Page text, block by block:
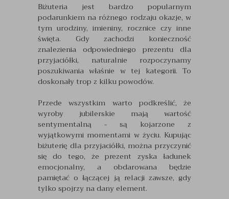
Biżuteria jest bardzo popularnym
podarunkiem na różnego rodzaju okazje, w
tym urodziny, imieniny, rocznice czy inne
święta. Gdy zachodzi konieczność
znalezienia odpowiedniego prezentu dla
przyjaciółki, naturalnie rozpoczynamy
poszukiwania właśnie w tej kategorii. To
doskonały trop z kilku powodów.
Przede wszystkim warto podkreślić, że
wyroby jubilerskie mają wartość
sentymentalną - są kojarzone z
wyjątkowymi momentami w życiu. Kupując
biżuterię dla przyjaciółki, można przyczynić
się do tego, że prezent zyska ładunek
emocjonalny, a obdarowana będzie
pamiętać o łączącej ją relacji zawsze, gdy
tylko spojrzy na dany element.